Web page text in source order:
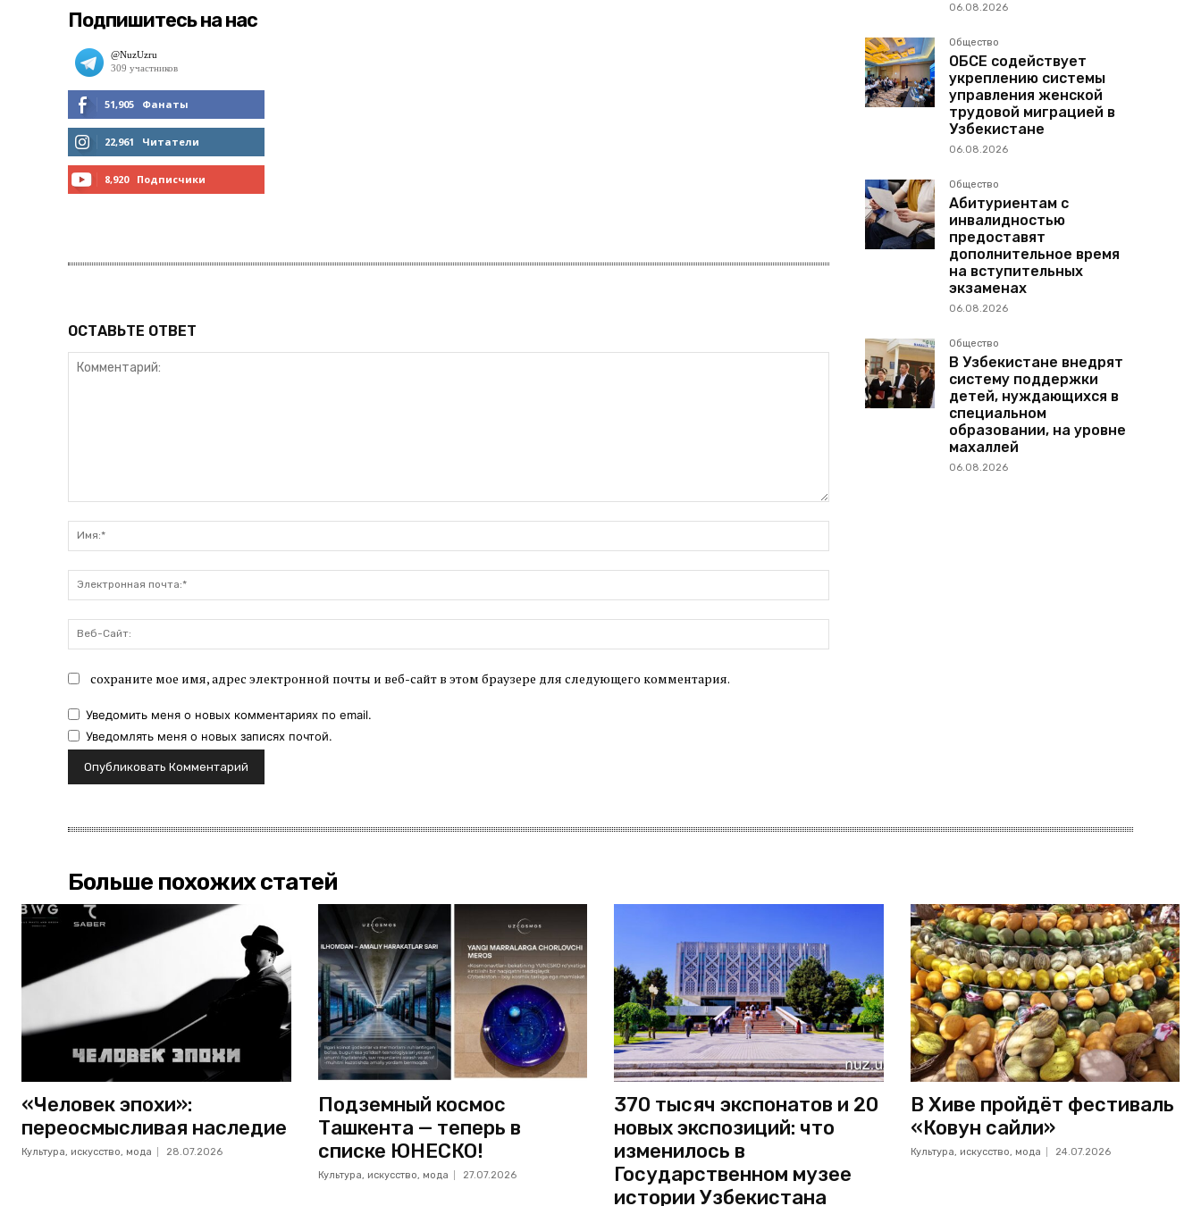
Подпишитесь на нас
51,905 Фанаты
МНЕ НРАВИТСЯ
22,961 Читатели
8,920 Подписчики
ОСТАВЬТЕ ОТВЕТ
почта:*
Сайт:
сохраните мое имя, адрес электронной почты и веб-сайт в этом браузере для следующего комментария.
Уведомить меня о новых комментариях по email.
Уведомлять меня о новых записях почтой.
06.08.2026
Общество
ОБСЕ содействует
укреплению системы
управления женской
трудовой миграцией в
Узбекистане
06.08.2026
Общество
Абитуриентам с
инвалидностью
предоставят
дополнительное время
на вступительных
экзаменах
06.08.2026
Общество
В Узбекистане внедрят
систему поддержки
детей, нуждающихся в
специальном
образовании, на уровне
махаллей
06.08.2026
Больше похожих статей
«Человек эпохи»:
переосмысливая наследие
Культура, искусство, мода 28.07.2026
Подземный космос
Ташкента — теперь в
списке ЮНЕСКО!
Культура, искусство, мода 27.07.2026
370 тысяч экспонатов и 20
новых экспозиций: что
изменилось в
Государственном музее
истории Узбекистана
В Хиве пройдёт фестиваль
«Ковун сайли»
Культура, искусство, мода 24.07.2026